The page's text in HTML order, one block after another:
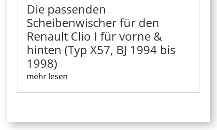
Die passenden
Scheibenwischer für den
Renault Clio I für vorne &
hinten (Typ X57, BJ 1994 bis
1998)
mehr lesen